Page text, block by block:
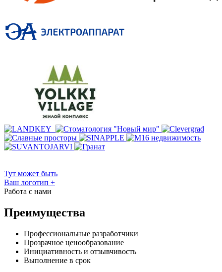
Тут может быть
Ваш логотип +
Работа с нами
Преимущества
Профессиональные разработчики
Прозрачное ценообразование
Инициативность и отзывчивость
Выполнение в срок